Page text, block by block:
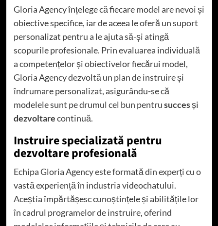
Gloria Agency înțelege că fiecare model are nevoi și
obiective specifice, iar de aceea le oferă un suport
personalizat pentru a le ajuta să-și atingă
scopurile profesionale. Prin evaluarea individuală
a competențelor și obiectivelor fiecărui model,
Gloria Agency dezvoltă un plan de instruire și
îndrumare personalizat, asigurându-se că
modelele sunt pe drumul cel bun pentrusuccesși
dezvoltarecontinuă.
Instruire specializată pentru
dezvoltare profesională
Echipa Gloria Agency este formată din experți cu o
vastă experiență în industria videochatului.
Aceștia împărtășesc cunoștințele și abilitățile lor
în cadrul programelor de instruire, oferind